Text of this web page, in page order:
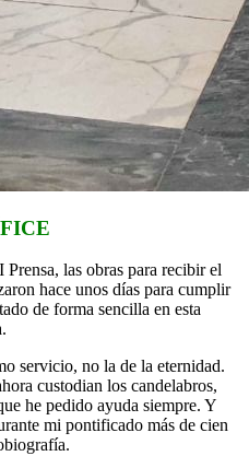
las obras para recibir el
hace unos días para cumplir
de forma sencilla en esta
servicio, no la de la eternidad.
custodian los candelabros,
he pedido ayuda siempre. Y
mi pontificado más de cien